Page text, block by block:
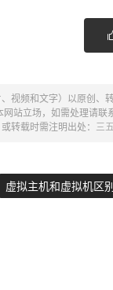
视频和文字）以原创、
网站立场，如需处理请
转载时需注明出处： 三
虚拟主机和虚拟机区